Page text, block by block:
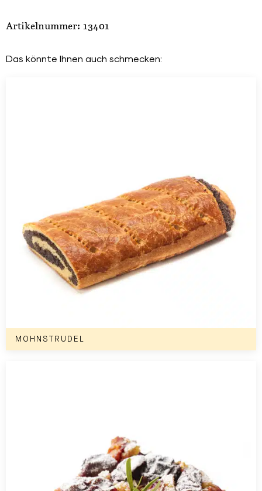
Artikelnummer: 13401
Das könnte Ihnen auch schmecken:
MOHNSTRUDEL